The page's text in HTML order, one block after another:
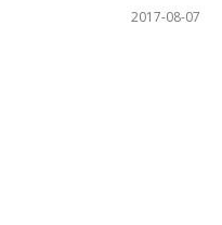
2017-08-07